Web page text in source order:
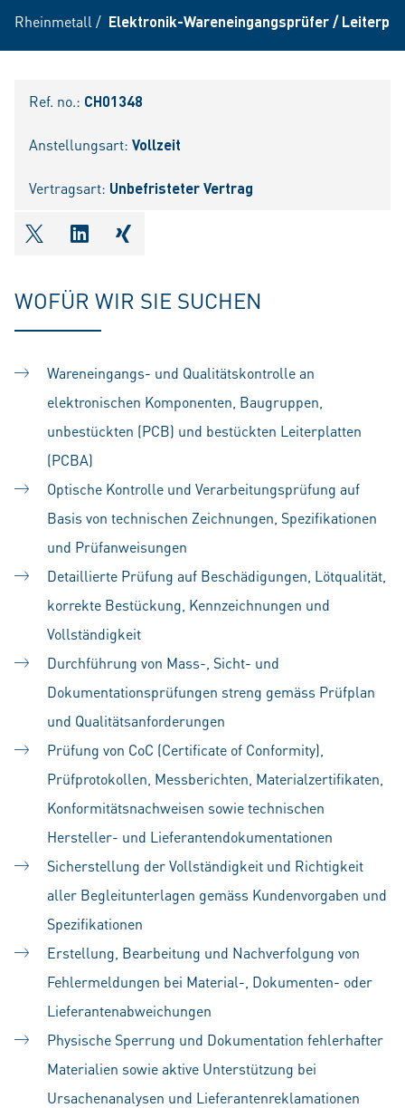
Rheinmetall / Elektronik-Wareneingangsprüfer /
Ref. no.: CH01348
Anstellungsart: Vollzeit
Vertragsart: Unbefristeter Vertrag
shareOntwitter
shareOnlinkedIn
shareOnxing
WOFÜR WIR SIE SUCHEN
Wareneingangs- und Qualitätskontrolle an
elektronischen Komponenten, Baugruppen,
unbestückten (PCB) und bestückten Leiterplatten
(PCBA)
Optische Kontrolle und Verarbeitungsprüfung auf
Basis von technischen Zeichnungen, Spezifikationen
und Prüfanweisungen
Detaillierte Prüfung auf Beschädigungen, Lötqualität,
korrekte Bestückung, Kennzeichnungen und
Vollständigkeit
Durchführung von Mass-, Sicht- und
Dokumentationsprüfungen streng gemäss Prüfplan
und Qualitätsanforderungen
Prüfung von CoC (Certificate of Conformity),
Prüfprotokollen, Messberichten, Materialzertifikaten,
Konformitätsnachweisen sowie technischen
Hersteller- und Lieferantendokumentationen
Sicherstellung der Vollständigkeit und Richtigkeit
aller Begleitunterlagen gemäss Kundenvorgaben und
Spezifikationen
Erstellung, Bearbeitung und Nachverfolgung von
Fehlermeldungen bei Material-, Dokumenten- oder
Lieferantenabweichungen
Physische Sperrung und Dokumentation fehlerhafter
Materialien sowie aktive Unterstützung bei
Ursachenanalysen und Lieferantenreklamationen